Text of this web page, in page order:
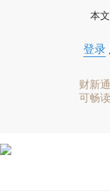
本
登录
财新
可畅